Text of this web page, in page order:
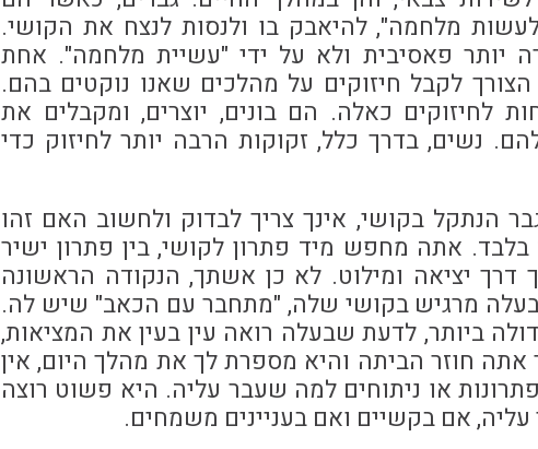
מלחמה", להיאבק בו ולנסות לנצח את הקושי.
יותר פאסיבית ולא על ידי "עשיית מלחמה". אחת
לקבל חיזוקים על מהלכים שאנו נוקטים בהם.
לחיזוקים כאלה. הם בונים, יוצרים, ומקבלים את
נשים, בדרך כלל, זקוקות הרבה יותר לחיזוק כדי
הנתקל בקושי, אינך צריך לבדוק ולחשוב האם זהו
אתה מחפש מיד פתרון לקושי, בין פתרון ישיר
דרך יציאה ומילוט. לא כן אשתך, הנקודה הראשונה
מרגיש בקושי שלה, "מתחבר עם הכאב" שיש לה.
ביותר, לדעת שבעלה רואה עין בעין את המציאות,
חוזר הביתה והיא מספרת לך את מהלך היום, אין
או ניתוחים למה שעבר עליה. היא פשוט רוצה
אם בקשיים ואם בעניינים משמחים.